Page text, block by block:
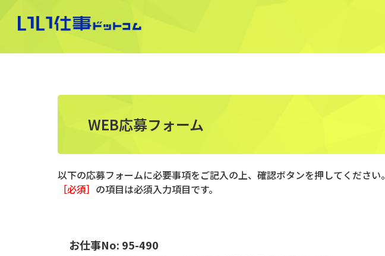
WEB応募フォーム
以下の応募フォームに必要事項をご記入の上、確認ボタンを押してください。
［必須］ の項目は必須入力項目です。
お仕事No: 95-490